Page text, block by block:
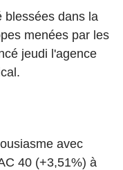
blessées dans la
menées par les
jeudi l'agence
avec
40 (+3,51%) à